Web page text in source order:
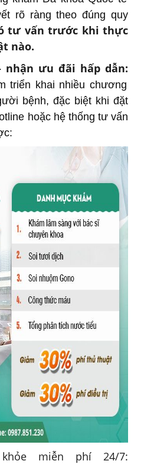
rõ ràng theo đúng quy
tư vấn trước khi thực
nào.
ưu đãi hấp dẫn:
triển khai nhiều chương
bệnh, đặc biệt khi đặt
hoặc hệ thống tư vấn
miễn phí 24/7: